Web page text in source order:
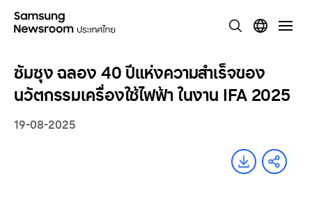
ซัมซุง ฉลอง 40 ปีแห่งความสำเร็จของ
นวัตกรรมเครื่องใช้ไฟฟ้า ในงาน IFA 2025
19-08-2025